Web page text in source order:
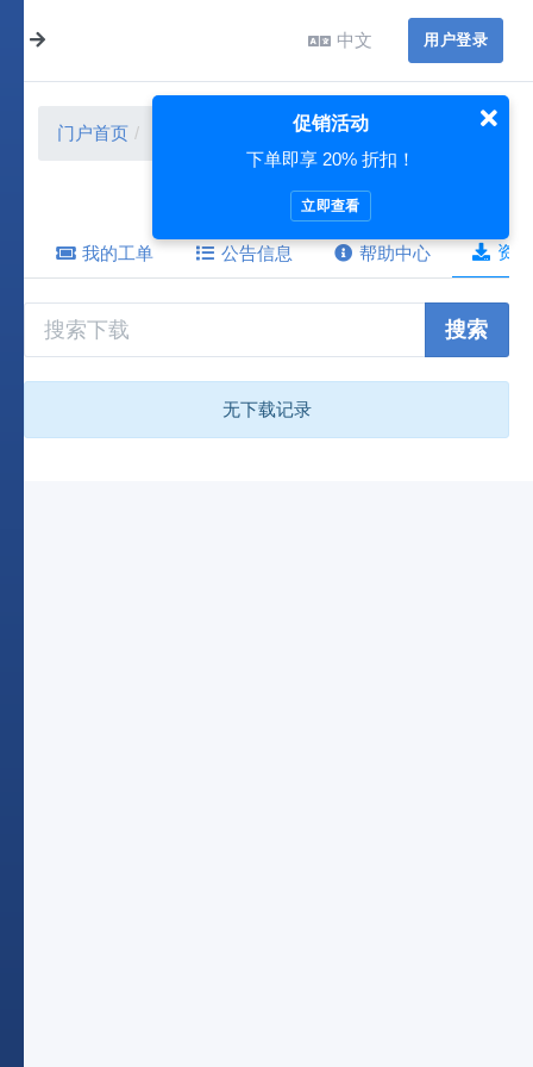
中文 用户登录
门户首页
我的工单 公告信息 帮助中心 资
搜索
无下载记录
促销活动
下单即享 20% 折扣！
立即查看